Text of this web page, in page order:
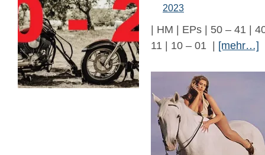
2023
| HM | EPs | 50 – 41 |
11 | 10 – 01 | [mehr…]